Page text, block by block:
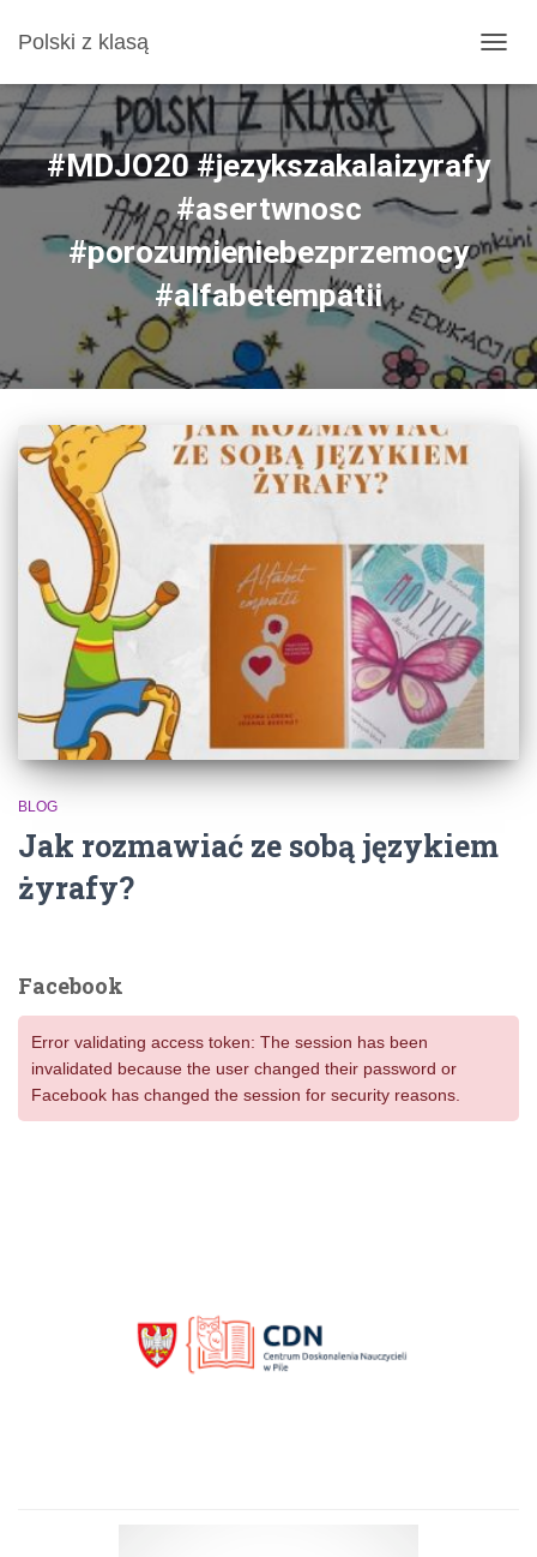
Polski z klasą
#MDJO20 #jezykszakalaizyrafy
#asertwnosc
#porozumieniebezprzemocy
#alfabetempatii
BLOG
Jak rozmawiać ze sobą językiem
żyrafy?
Facebook
Error validating access token: The session has been
invalidated because the user changed their password or
Facebook has changed the session for security reasons.